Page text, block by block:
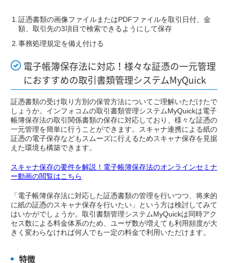
証憑書類の画像ファイルまたはPDFファイルを取引日付、金
額、取引先の3項目で検索できるようにして保存
事務処理規定を備え付ける
電子帳簿保存法に対応！様々な証憑の一元管理
におすすめの取引書類管理システムMyQuick
証憑書類の受け取り方別の保管方法についてご理解いただけたで
しょうか。インフォコムの取引書類管理システムMyQuickは電子
帳簿保存法の取引関係書類の保存に対応しており、様々な証憑の
一元管理を簡単に行うことができます。スキャナ連携による紙の
証憑の電子保存などもスムーズに行えるためスキャナ保存を見据
えた環境も構築できます。
スキャナ保存の要件を解説！電子帳簿保存法のオンラインセミナ
ー動画の閲覧はこちら
「電子帳簿保存法に対応した証憑書類の管理を行いつつ、将来的
に紙の証憑のスキャナ保存を行いたい」という方は検討してみて
はいかがでしょうか。取引書類管理システムMyQuickは同時アク
セス数による料金体系のため、ユーザ数が増えても利用頻度が大
きく変わらなければ何人でも一定の料金で利用いただけます。
特徴